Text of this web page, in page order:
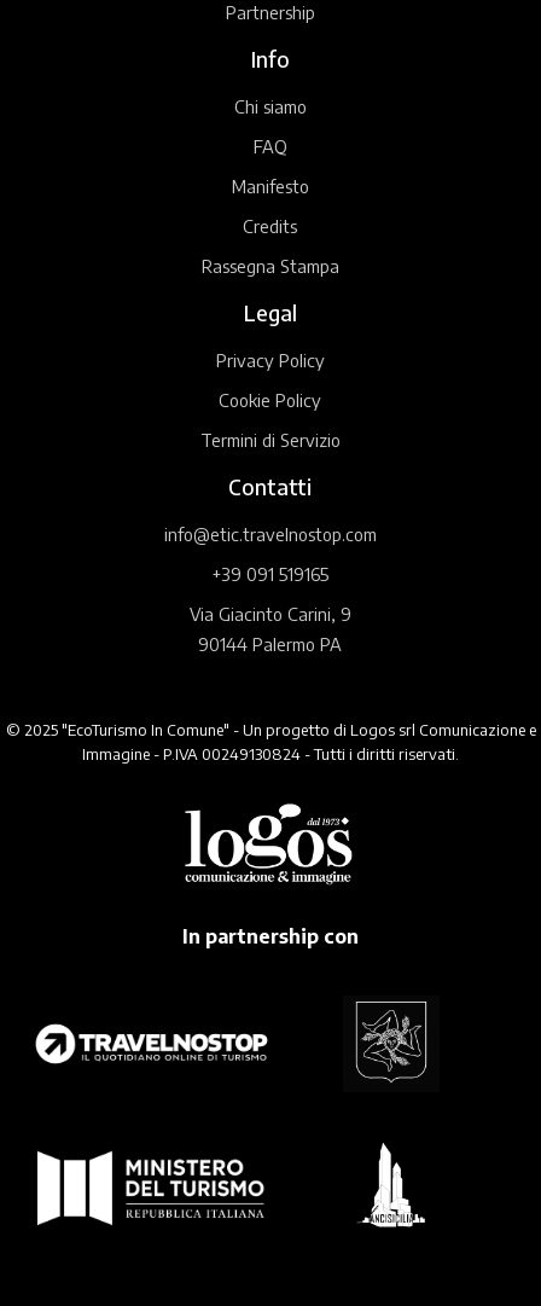
Partnership
Info
Chi siamo
FAQ
Manifesto
Credits
Rassegna Stampa
Legal
Privacy Policy
Cookie Policy
Termini di Servizio
Contatti
info@etic.travelnostop.com
+39 091 519165
Via Giacinto Carini, 9
90144 Palermo PA
© 2025 "EcoTurismo In Comune" - Un progetto di Logos srl Comunicazione e
Immagine - P.IVA 00249130824 - Tutti i diritti riservati.
In partnership con